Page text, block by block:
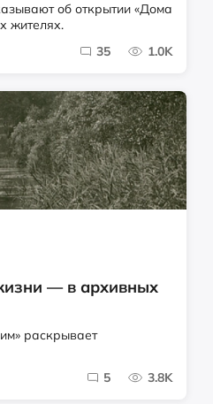
об открытии «Дома
жителях.
35 1.0K
— в архивных
раскрывает
5 3.8K